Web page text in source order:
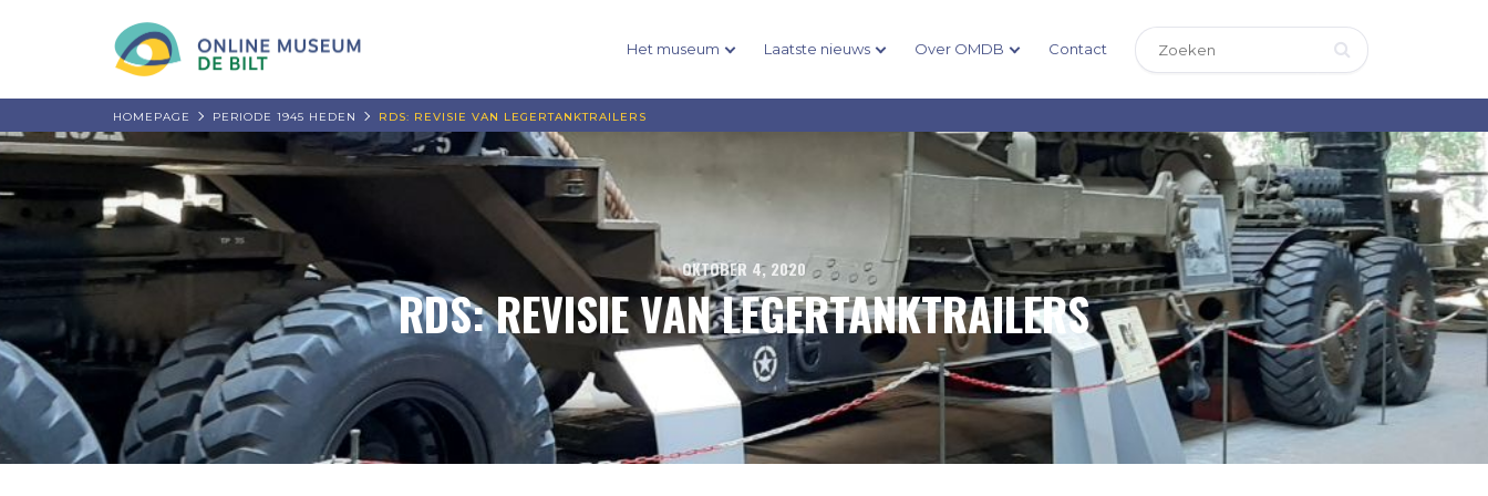
Het museum Laatste nieuws Over OMDB Contact
HOMEPAGE PERIODE 1945 HEDEN RDS: REVISIE VAN LEGERTANKTRAILERS
OKTOBER 4, 2020
RDS: REVISIE VAN LEGERTANKTRAILERS